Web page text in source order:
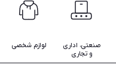
صنعتی، اداری
و تجاری
لوازم شخصی